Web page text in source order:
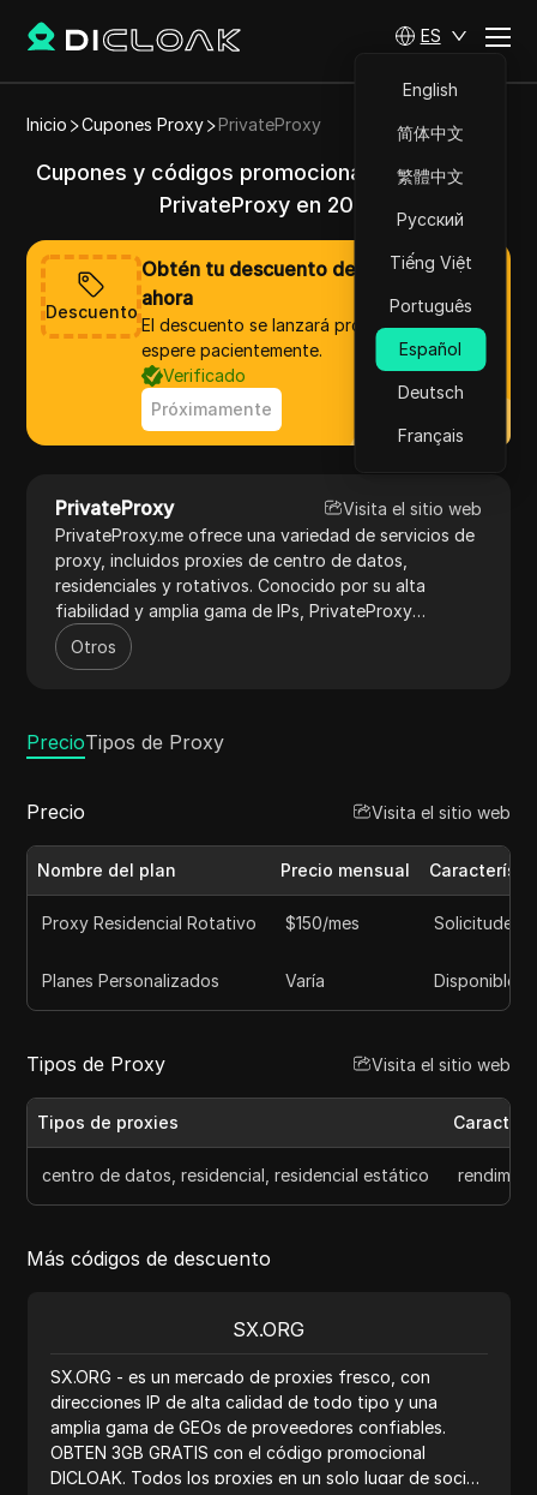
ES
English
简体中文
繁體中文
Русский
Tiếng Việt
Português
Español
Deutsch
Français
Inicio Cupones Proxy PrivateProxy
Cupones y códigos promocionales válidos de
PrivateProxy en 2025
Descuento
Obtén tu descuento de PrivateProxy
ahora
El descuento se lanzará pronto, por favor,
espere pacientemente.
Verificado
Próximamente
PrivateProxy
Visita el sitio web
PrivateProxy.me ofrece una variedad de servicios de
proxy, incluidos proxies de centro de datos,
residenciales y rotativos. Conocido por su alta
fiabilidad y amplia gama de IPs, PrivateProxy
garantiza conexiones rápidas y seguras adecuadas
para una variedad de usos, como la extracción de
SOCKS5, ofreciendo planes de precios flexibles e
integración sin problemas con diversas herramientas.
calidad los convierten en una opción de confianza
Otros
PrecioTipos de Proxy
Precio Visita el sitio web
Nombre del plan Precio mensual
Proxy Residencial Rotativo $150/mes Solicitudes
Planes Personalizados Varía Disponible
Tipos de Proxy Visita el sitio web
Tipos de proxies
centro de datos, residencial, residencial estático
Más códigos de descuento
SX.ORG
SX.ORG - es un mercado de proxies fresco, con
direcciones IP de alta calidad de todo tipo y una
amplia gama de GEOs de proveedores confiables.
OBTEN 3GB GRATIS con el código promocional
DICLOAK. Todos los proxies en un solo lugar de socios